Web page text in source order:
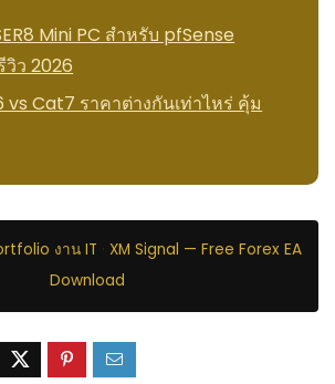
Mini PC สำหรับ pfSense
ว 2026
vs Cat7 ราคาต่างกันเท่าไหร่ คุ้ม
งาน IT · XM Signal — Free Forex EA
Download